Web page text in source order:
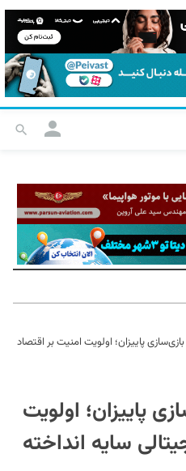
پاییزان؛ اولویت امنیت بر اقتصاد
پاییزان؛ اولویت
سایه انداخته